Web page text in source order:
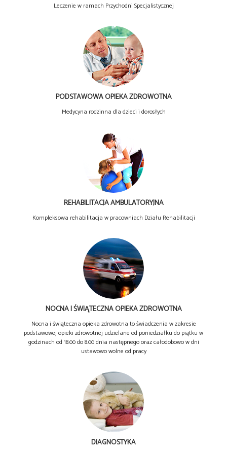
Leczenie w ramach Przychodni Specjalistycznej
PODSTAWOWA OPIEKA ZDROWOTNA
Medycyna rodzinna dla dzieci i dorosłych
REHABILITACJA AMBULATORYJNA
Kompleksowa rehabilitacja w pracowniach Działu Rehabilitacji
NOCNA I ŚWIĄTECZNA OPIEKA ZDROWOTNA
Nocna i świąteczna opieka zdrowotna to świadczenia w zakresie
podstawowej opieki zdrowotnej udzielane od poniedziałku do piątku w
godzinach od 18.00 do 8.00 dnia następnego oraz całodobowo w dni
ustawowo wolne od pracy
DIAGNOSTYKA